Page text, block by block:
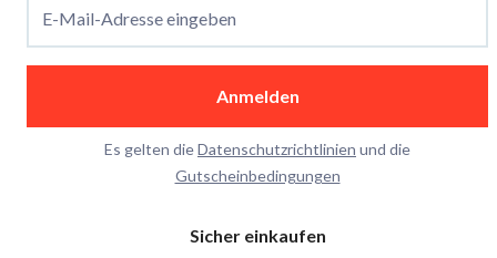
E-Mail-Adresse eingeben
Anmelden
Es gelten dieDatenschutzrichtlinien und die
Gutscheinbedingungen
Sicher einkaufen